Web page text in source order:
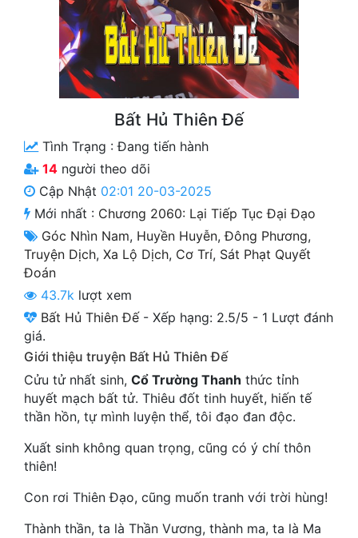
Truyện Convert
Truyện Dịch
Truyện Nhập Môn
Xa Lộ Dịch
Cung Đấu
Cạnh Kỹ
Cổ Tiên Hiệp
Cổ Đại
Du Hí
Dị Giới
Gia Đấu
Góc Nhìn Nam
Góc Nhìn Nữ
Bất Hủ Thiên Đế
Tình Trạng :Đang tiến hành
14 người theo dõi
Cập Nhật 02:01 20-03-2025
Mới nhất : Chương 2060: Lại Tiếp Tục Đại Đạo
Góc Nhìn Nam, Huyền Huyễn,Đông Phương,
Truyện Dịch, Xa Lộ Dịch, Cơ Trí, Sát Phạt Quyết
Đoán
43.7k lượt xem
Bất Hủ Thiên Đế - Xếp hạng: 2.5/5 - 1 Lượt đánh
giá.
Giới thiệu truyện Bất Hủ Thiên Đế
Cửu tử nhất sinh, Cổ Trường Thanh thức tỉnh
huyết mạch bất tử. Thiêu đốt tinh huyết, hiến tế
thần hồn, tự mình luyện thể, tôi đạo đan độc.
Xuất sinh không quan trọng, cũng có ý chí thôn
thiên!
Con rơi Thiên Đạo, cũng muốn tranh với trời hùng!
Thành thần, ta là Thần Vương, thành ma, ta là Ma